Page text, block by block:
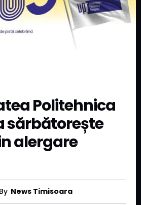
Politehnica
sărbătorește
alergare
By News Timisoara